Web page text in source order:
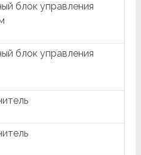
блок управления
блок управления